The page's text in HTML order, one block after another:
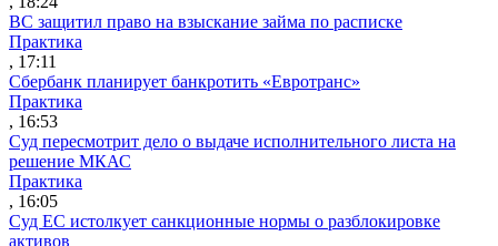
ВС защитил право на взыскание займа по расписке
Практика
, 17:11
Сбербанк планирует банкротить «Евротранс»
Практика
, 16:53
Суд пересмотрит дело о выдаче исполнительного листа на
решение МКАС
Практика
, 16:05
Суд ЕС истолкует санкционные нормы о разблокировке
активов